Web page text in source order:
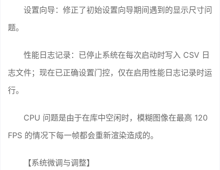
设置向导：修正了初始设置向导期间遇到的显示尺寸问
题。
性能日志记录：已停止系统在每次启动时写入 CSV 日
志文件；现在已正确设置门控，仅在启用性能日志记录时运
行。
CPU 问题是由于在库中空闲时，模糊图像在最高 120
FPS 的情况下每一帧都会重新渲染造成的。
【系统微调与调整】